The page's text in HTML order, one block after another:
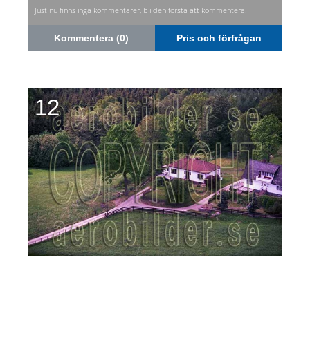
Just nu finns inga kommentarer, bli den första att kommentera.
Kommentera (0) Pris och förfrågan
12